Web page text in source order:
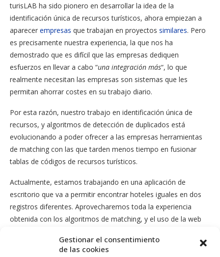
Gestionar el consentimiento
de las cookies
turisLAB ha sido pionero en desarrollar la idea de la
identificación única de recursos turísticos, ahora empiezan a
aparecer empresas que trabajan en proyectos similares. Pero
es precisamente nuestra experiencia, la que nos ha
demostrado que es difícil que las empresas dediquen
esfuerzos en llevar a cabo “una integración más“, lo que
realmente necesitan las empresas son sistemas que les
permitan ahorrar costes en su trabajo diario.
Por esta razón, nuestro trabajo en identificación única de
recursos, y algoritmos de detección de duplicados está
evolucionando a poder ofrecer a las empresas herramientas
de matching con las que tarden menos tiempo en fusionar
tablas de códigos de recursos turísticos.
Actualmente, estamos trabajando en una aplicación de
escritorio que va a permitir encontrar hoteles iguales en dos
registros diferentes. Aprovecharemos toda la experiencia
obtenida con los algoritmos de matching, y el uso de la web
inferencias o la transitividad. Una herramienta de este estilo